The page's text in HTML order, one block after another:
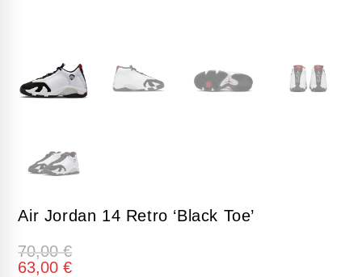
Air Jordan 14 Retro ‘Black Toe’
70,00€
63,00€